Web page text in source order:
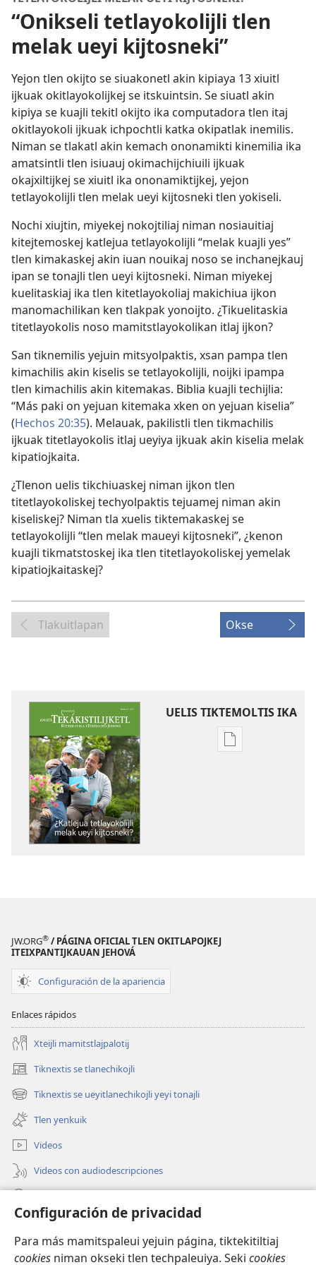
Configuración de privacidad
Para más mamitspaleui yejuin página, tiktekitiltiaj
cookies niman okseki tlen techpaleuiya. Seki cookies
“Onikseli tetlayokolijli tlen
melak ueyi kijtosneki”
Yejon tlen okijto se siuakonetl akin kipiaya 13 xiuitl
ijkuak okitlayokolijkej se itskuintsin. Se siuatl akin
kipiya se kuajli tekitl okijto ika computadora tlen itaj
okitlayokoli ijkuak ichpochtli katka okipatlak inemilis.
Niman se tlakatl akin kemach ononamikti kinemilia ika
amatsintli tlen isiuauj okimachijchiuili ijkuak
okajxiltijkej se xiuitl ika ononamiktijkej, yejon
tetlayokolijli tlen melak ueyi kijtosneki tlen yokiseli.
Nochi xiujtin, miyekej nokojtiliaj niman nosiauitiaj
kitejtemoskej katlejua tetlayokolijli “melak kuajli yes”
tlen kimakaskej akin iuan nouikaj noso se inchanejkauj
ipan se tonajli tlen ueyi kijtosneki. Niman miyekej
kuelitaskiaj ika tlen kitetlayokoliaj makichiua ijkon
manomachilikan ken tlakpak yonoijto. ¿Tikuelitaskia
titetlayokolis noso mamitstlayokolikan itlaj ijkon?
San tiknemilis yejuin mitsyolpaktis, xsan pampa tlen
kimachilis akin kiselis se tetlayokolijli, noijki ipampa
tlen kimachilis akin kitemakas. Biblia kuajli techijlia:
“Más paki on yejuan kitemaka xken on yejuan kiselia”
(Hechos 20:35). Melauak, pakilistli tlen tikmachilis
ijkuak titetlayokolis itlaj ueyiya ijkuak akin kiselia melak
kipatiojkaita.
¿Tlenon uelis tikchiuaskej niman ijkon tlen
titetlayokoliskej techyolpaktis tejuamej niman akin
kiseliskej? Niman tla xuelis tiktemakaskej se
tetlayokolijli “tlen melak maueyi kijtosneki”, ¿kenon
kuajli tikmatstoskej ika tlen titetlayokoliskej yemelak
kipatiojkaitaskej?
Tlakuitlapan Okse
UELIS TIKTEMOLTIS IKA
Kenon
JW.ORG® / PÁGINA OFICIAL TLEN OKITLAPOJKEJ
ITEIXPANTIJKAUAN JEHOVÁ
Configuración de la apariencia
Enlaces rápidos
Xteijli mamitstlajpalotij
Tiknextis se tlanechikojli
(abre
una
nueva
ventana)
Tiknextis se ueyitlanechikojli yeyi tonajli
(abre
una
nueva
ventana)
Tlen yenkuik
Videos
Videos con audiodescripciones
(abre